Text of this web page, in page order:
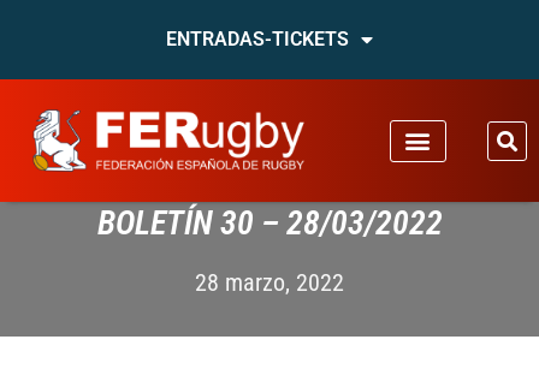
ENTRADAS-TICKETS
BOLETÍN 30 – 28/03/2022
28 marzo, 2022